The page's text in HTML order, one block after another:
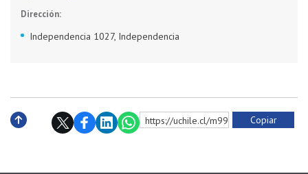
Dirección:
Independencia 1027, Independencia
https://uchile.cl/m9997 Copiar